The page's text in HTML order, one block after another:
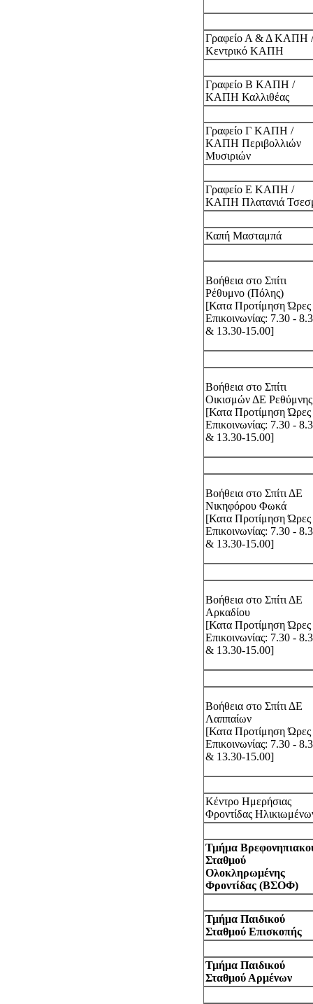
Γραφείο Α & Δ ΚΑΠΗ /
Κεντρικό ΚΑΠΗ
Γραφείο Β ΚΑΠΗ /
ΚΑΠΗ Καλλιθέας
Γραφείο Γ ΚΑΠΗ /
ΚΑΠΗ Περιβολλιών
Μυσιριών
Γραφείο Ε ΚΑΠΗ /
ΚΑΠΗ Πλατανιά
Καπή Μασταμπά
Βοήθεια στο Σπίτι
Ρέθυμνο (Πόλης)
[Κατα Προτίμηση Ώρες
Επικοινωνίας: 7.30 -
& 13.30-15.00]
Βοήθεια στο Σπίτι
Οικισμών ΔΕ Ρεθύμνης
[Κατα Προτίμηση Ώρες
Επικοινωνίας: 7.30 -
& 13.30-15.00]
Βοήθεια στο Σπίτι ΔΕ
Νικηφόρου Φωκά
[Κατα Προτίμηση Ώρες
Επικοινωνίας: 7.30 -
& 13.30-15.00]
Βοήθεια στο Σπίτι ΔΕ
Αρκαδίου
[Κατα Προτίμηση Ώρες
Επικοινωνίας: 7.30 -
& 13.30-15.00]
Βοήθεια στο Σπίτι ΔΕ
Λαππαίων
[Κατα Προτίμηση Ώρες
Επικοινωνίας: 7.30 -
& 13.30-15.00]
Κέντρο Ημερήσιας
Φροντίδας
Τμήμα
Σταθμού
Ολοκληρωμένης
Φροντίδας (ΒΣΟΦ)
Τμήμα Παιδικού
Σταθμού Επισκοπής
Τμήμα Παιδικού
Σταθμού Αρμένων